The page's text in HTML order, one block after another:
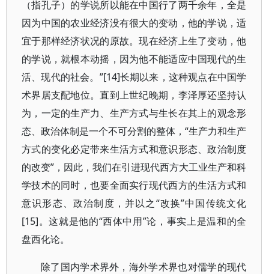
（指孔子）的学说所以能在中国行了两千余年，全是
因为中国的农业经济没有很大的变动，他的学说，适
宜于那样经济状况的原故。现在经济上生了变动，他
的学说，就根本动摇，因为他不能适应中国现代的生
活、现代的社会。”[14]长期以来，这种观点在中国学
术界居支配地位。直到上世纪晚期，李泽厚还坚持认
为，一定的生产力、生产方式与生长在其上的观念形
态、政治体制是一个不可分割的整体，“生产力和生产
方式的变化必定带来生活方式和意识形态、政治制度
的改变”，因此，我们在引进现代西方大工业生产和科
学技术的同时，也要全面实行现代西方的生活方式和
意识形态、政治制度，并以之“改换”中国传统文化
[15]。这就是他的“西体中用”论，事实上是温和的全
盘西化论。
除了国内学术界外，海外学术界也对儒学的现代